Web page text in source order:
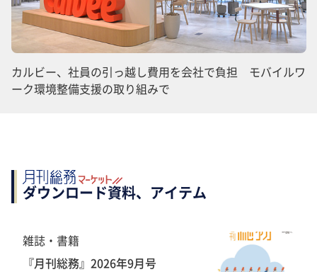
カルビー、社員の引っ越し費用を会社で負担 モバイルワ
ーク環境整備支援の取り組みで
ダウンロード資料、アイテム
雑誌・書籍
『月刊総務』2026年9月号